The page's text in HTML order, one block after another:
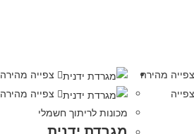
צפייה מהירה
צפייה מהירה
מכונות לריתוך חשמלי
צפייה מהירה
צפייה